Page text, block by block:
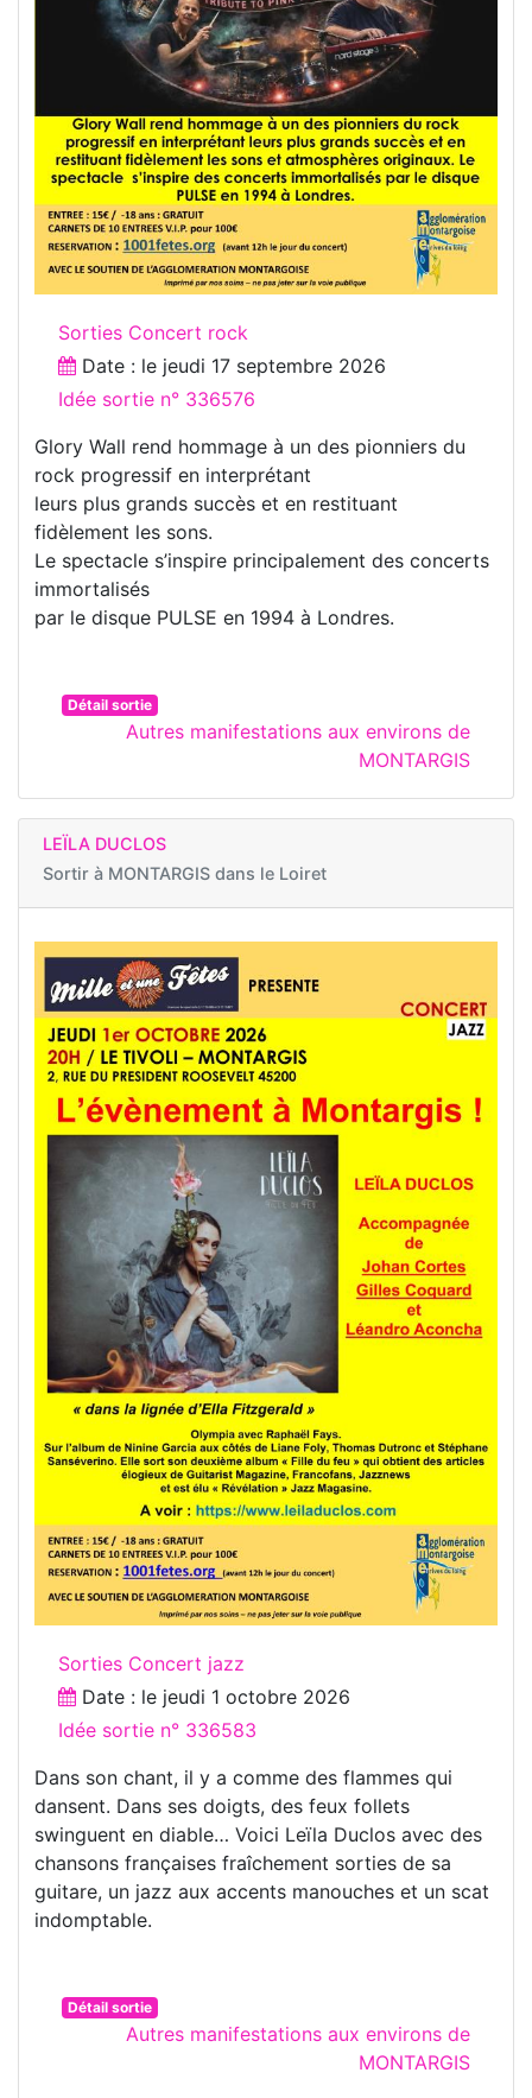
Sorties Concert rock
Date : le jeudi 17 septembre 2026
Idée sortie n° 336576
Glory Wall rend hommage à un des pionniers du
rock progressif en interprétant
leurs plus grands succès et en restituant
fidèlement les sons.
Le spectacle s’inspire principalement des concerts
immortalisés
par le disque PULSE en 1994 à Londres.
Détail sortie
Autres manifestations aux environs de
MONTARGIS
LEÏLA DUCLOS
Sortir à MONTARGIS dans le Loiret
Sorties Concert jazz
Date : le jeudi 1 octobre 2026
Idée sortie n° 336583
Dans son chant, il y a comme des flammes qui
dansent. Dans ses doigts, des feux follets
swinguent en diable… Voici Leïla Duclos avec des
chansons françaises fraîchement sorties de sa
guitare, un jazz aux accents manouches et un scat
indomptable.
Détail sortie
Autres manifestations aux environs de
MONTARGIS